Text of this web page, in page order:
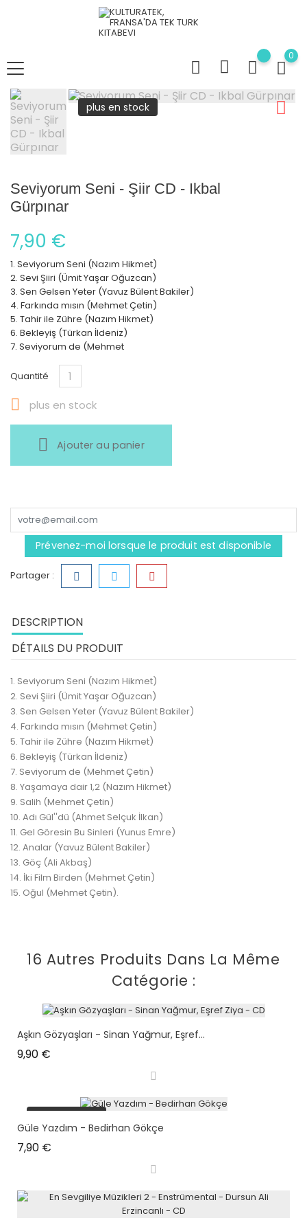
0
plus en stock
Seviyorum Seni - Şiir CD - Ikbal
Gürpınar
7,90 €
1. Seviyorum Seni (Nazım Hikmet)
2. Sevi Şiiri (Ümit Yaşar Oğuzcan)
3. Sen Gelsen Yeter (Yavuz Bülent Bakiler)
4. Farkında mısın (Mehmet Çetin)
5. Tahir ile Zühre (Nazım Hikmet)
6. Bekleyiş (Türkan İldeniz)
7. Seviyorum de (Mehmet
Quantité
 plus en stock
Ajouter au panier
Prévenez-moi lorsque le produit est disponible
Partager :
DESCRIPTION
DÉTAILS DU PRODUIT
1. Seviyorum Seni (Nazım Hikmet)
2. Sevi Şiiri (Ümit Yaşar Oğuzcan)
3. Sen Gelsen Yeter (Yavuz Bülent Bakiler)
4. Farkında mısın (Mehmet Çetin)
5. Tahir ile Zühre (Nazım Hikmet)
6. Bekleyiş (Türkan İldeniz)
7. Seviyorum de (Mehmet Çetin)
8. Yaşamaya dair 1,2 (Nazım Hikmet)
9. Salih (Mehmet Çetin)
10. Adı Gül''dü (Ahmet Selçuk İlkan)
11. Gel Göresin Bu Sinleri (Yunus Emre)
12. Analar (Yavuz Bülent Bakiler)
13. Göç (Ali Akbaş)
14. İki Film Birden (Mehmet Çetin)
15. Oğul (Mehmet Çetin).
16 Autres Produits Dans La Même
Catégorie :
Aşkın Gözyaşları - Sinan Yağmur, Eşref...
9,90 €
plus en stock
Güle Yazdım - Bedirhan Gökçe
7,90 €